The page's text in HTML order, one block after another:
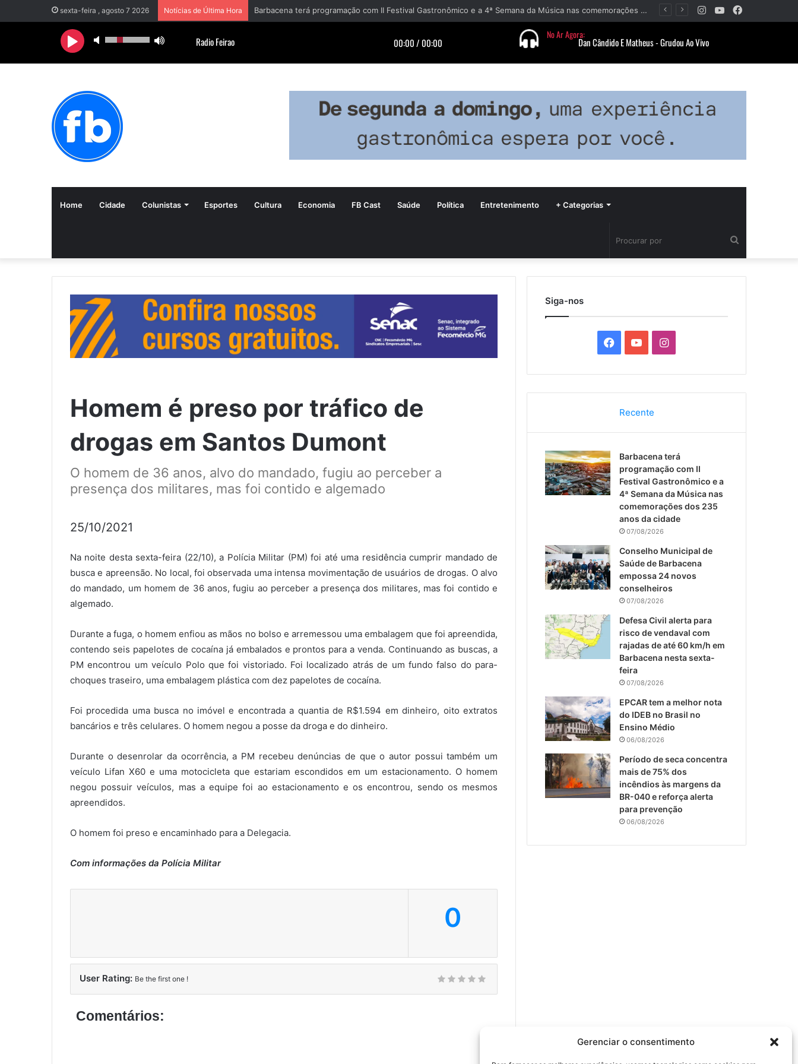
Gerenciar o consentimento
sexta-feira , agosto 7 2026 Notícias de Última Hora Barbacena terá programação com II Festival Gastronômico e a 4ª Semana da Música nas comemorações dos 235 anos da cidade YouTube
Instagram
Home Cidade Colunistas Esportes Cultura Economia FB Cast Saúde Política Entretenimento + Categorias
por
Homem é preso por tráfico de
drogas em Santos Dumont
O homem de 36 anos, alvo do mandado, fugiu ao perceber a
presença dos militares, mas foi contido e algemado
25/10/2021
Na noite desta sexta-feira (22/10), a Polícia Militar (PM) foi até uma residência cumprir mandado de
busca e apreensão. No local, foi observada uma intensa movimentação de usuários de drogas. O alvo
do mandado, um homem de 36 anos, fugiu ao perceber a presença dos militares, mas foi contido e
algemado.
Durante a fuga, o homem enfiou as mãos no bolso e arremessou uma embalagem que foi apreendida,
contendo seis papelotes de cocaína já embalados e prontos para a venda. Continuando as buscas, a
PM encontrou um veículo Polo que foi vistoriado. Foi localizado atrás de um fundo falso do para-
choques traseiro, uma embalagem plástica com dez papelotes de cocaína.
Foi procedida uma busca no imóvel e encontrada a quantia de R$1.594 em dinheiro, oito extratos
bancários e três celulares. O homem negou a posse da droga e do dinheiro.
Durante o desenrolar da ocorrência, a PM recebeu denúncias de que o autor possui também um
veículo Lifan X60 e uma motocicleta que estariam escondidos em um estacionamento. O homem
negou possuir veículos, mas a equipe foi ao estacionamento e os encontrou, sendo os mesmos
apreendidos.
O homem foi preso e encaminhado para a Delegacia.
Com informações da Polícia Militar
0
User Rating: Be the first one !
Comentários:
Siga-nos
c
e
b
o
o
k
u
T
u
b
e
I
s
a
g
r
a
Recente
Barbacena terá
programação com II
Festival Gastronômico e a
4ª Semana da Música nas
comemorações dos 235
anos da cidade
07/08/2026
Conselho Municipal de
Saúde de Barbacena
empossa 24 novos
conselheiros
07/08/2026
Defesa Civil alerta para
risco de vendaval com
rajadas de até 60 km/h em
Barbacena nesta sexta-
feira
07/08/2026
EPCAR tem a melhor nota
do IDEB no Brasil no
Ensino Médio
06/08/2026
Período de seca concentra
mais de 75% dos
incêndios às margens da
BR-040 e reforça alerta
para prevenção
06/08/2026